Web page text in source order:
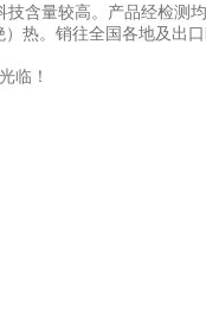
含量较高。产品经检测
热。销往全国各地及出
临！